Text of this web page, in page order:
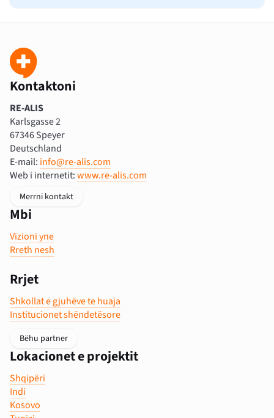
Kontaktoni
RE-ALIS
Karlsgasse 2
67346 Speyer
Deutschland
E-mail: info@re-alis.com
Web i internetit:www.re-alis.com
Merrni kontakt
Mbi
Vizioni yne
Rreth nesh
Rrjet
Shkollat e gjuhëve te huaja
Institucionet shëndetësore
Bëhu partner
Lokacionet e projektit
Shqipëri
Indi
Kosovo